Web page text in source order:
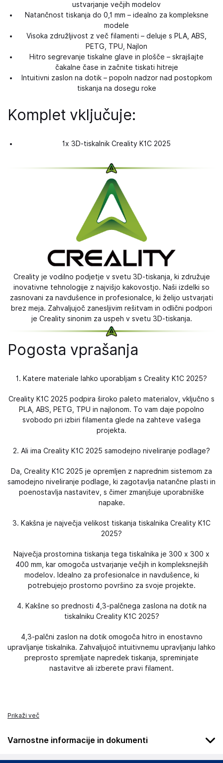
ustvarjanje večjih modelov
Natančnost tiskanja do 0,1 mm – idealno za kompleksne
modele
Visoka združljivost z več filamenti – deluje s PLA, ABS,
PETG, TPU, Najlon
Hitro segrevanje tiskalne glave in plošče – ​​skrajšajte
čakalne čase in začnite tiskati hitreje
Intuitivni zaslon na dotik – popoln nadzor nad postopkom
tiskanja na dosegu roke
Komplet vključuje:
1x 3D-tiskalnik Creality K1C 2025
Creality je vodilno podjetje v svetu 3D-tiskanja, ki združuje
inovativne tehnologije z najvišjo kakovostjo. Naši izdelki so
zasnovani za navdušence in profesionalce, ki želijo ustvarjati
brez meja. Zahvaljujoč zanesljivim rešitvam in odlični podpori
je Creality sinonim za uspeh v svetu 3D-tiskanja.
Pogosta vprašanja
1. Katere materiale lahko uporabljam s Creality K1C 2025?
Creality K1C 2025 podpira široko paleto materialov, vključno s
PLA, ABS, PETG, TPU in najlonom. To vam daje popolno
svobodo pri izbiri filamenta glede na zahteve vašega
projekta.
2. Ali ima Creality K1C 2025 samodejno niveliranje podlage?
Da, Creality K1C 2025 je opremljen z naprednim sistemom za
samodejno niveliranje podlage, ki zagotavlja natančne plasti in
poenostavlja nastavitev, s čimer zmanjšuje uporabniške
napake.
3. Kakšna je največja velikost tiskanja tiskalnika Creality K1C
2025?
Največja prostornina tiskanja tega tiskalnika je 300 x 300 x
400 mm, kar omogoča ustvarjanje večjih in kompleksnejših
modelov. Idealno za profesionalce in navdušence, ki
potrebujejo prostorno površino za svoje projekte.
4. Kakšne so prednosti 4,3-palčnega zaslona na dotik na
tiskalniku Creality K1C 2025?
4,3-palčni zaslon na dotik omogoča hitro in enostavno
upravljanje tiskalnika. Zahvaljujoč intuitivnemu upravljanju lahko
preprosto spremljate napredek tiskanja, spreminjate
nastavitve ali izberete pravi filament.
Prikaži več
Varnostne informacije in dokumenti
Podatki o proizvajalcu